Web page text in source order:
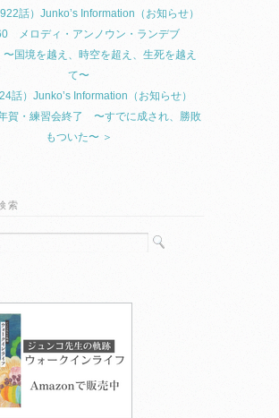
話）Junko’s Information（お知らせ）
メロディ・アンノウン・ランデブ
国境を越え、時空を超え、生死を越え
て〜
話）Junko’s Information（お知らせ）
・練習会終了 〜すでに成され、勝敗
もついた〜 ＞
索